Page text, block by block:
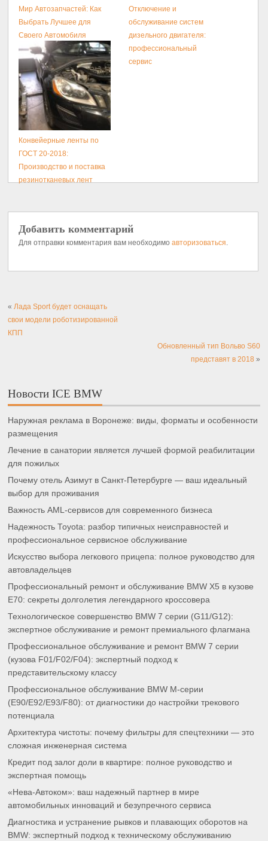
Мир Автозапчастей: Как
Выбрать Лучшее для
Своего Автомобиля
Отключение и
обслуживание систем
дизельного двигателя:
профессиональный
сервис
Конвейерные ленты по
ГОСТ 20-2018:
Производство и поставка
резинотканевых лент
Добавить комментарий
Для отправки комментария вам необходимоавторизоваться
«Лада Sport будет оснащать
свои модели роботизированной
КПП
Обновленный тип Вольво S60
представят в 2018 »
Новости ICE BMW
Наружная реклама в Воронеже: виды, форматы и особенности
размещения
Лечение в санатории является лучшей формой реабилитации
для пожилых
Почему отель Азимут в Санкт-Петербурге — ваш идеальный
выбор для проживания
Важность AML-сервисов для современного бизнеса
Надежность Toyota: разбор типичных неисправностей и
профессиональное сервисное обслуживание
Искусство выбора легкового прицепа: полное руководство для
автовладельцев
Профессиональный ремонт и обслуживание BMW X5 в кузове
E70: секреты долголетия легендарного кроссовера
Технологическое совершенство BMW 7 серии (G11/G12):
экспертное обслуживание и ремонт премиального флагмана
Профессиональное обслуживание и ремонт BMW 7 серии
(кузова F01/F02/F04): экспертный подход к
представительскому классу
Профессиональное обслуживание BMW M-серии
(E90/E92/E93/F80): от диагностики до настройки трекового
потенциала
Архитектура чистоты: почему фильтры для спецтехники — это
сложная инженерная система
Кредит под залог доли в квартире: полное руководство и
экспертная помощь
«Нева-Автоком»: ваш надежный партнер в мире
автомобильных инноваций и безупречного сервиса
Диагностика и устранение рывков и плавающих оборотов на
BMW: экспертный подход к техническому обслуживанию